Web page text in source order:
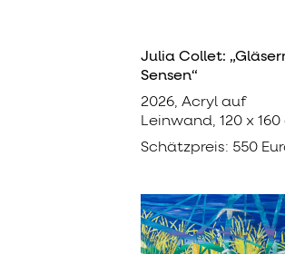
Julia Collet:
Sensen“
2026, Acryl auf
Leinwand, 120 x 160
Schätzpreis: 550